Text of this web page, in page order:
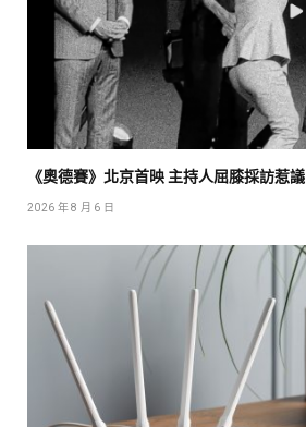
《奧德賽》北京首映 主持人屈膝採訪惹議
2026 年 8 月 6 日